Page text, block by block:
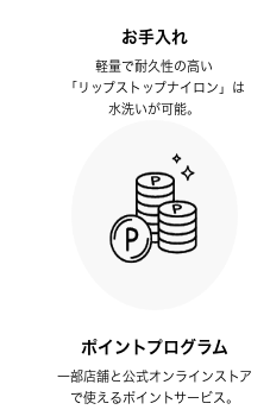
お手入れ
軽量で耐久性の高い
「リップストップナイロン」は
水洗いが可能。
ポイントプログラム
一部店舗と公式オンラインストア
で使えるポイントサービス。